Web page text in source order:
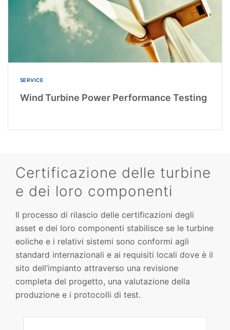
SERVICE
Wind Turbine Power Performance Testing
Certificazione delle turbine
e dei loro componenti
Il processo di rilascio delle certificazioni degli
asset e dei loro componenti stabilisce se le turbine
eoliche e i relativi sistemi sono conformi agli
standard internazionali e ai requisiti locali dove è il
sito dell’impianto attraverso una revisione
completa del progetto, una valutazione della
produzione e i protocolli di test.